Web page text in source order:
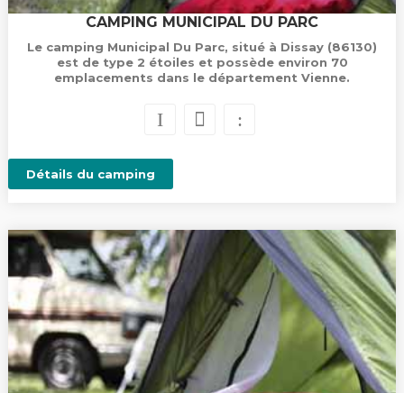
CAMPING MUNICIPAL DU PARC
Le camping Municipal Du Parc, situé à Dissay (86130)
est de type 2 étoiles et possède environ 70
emplacements dans le département Vienne.
Détails du camping